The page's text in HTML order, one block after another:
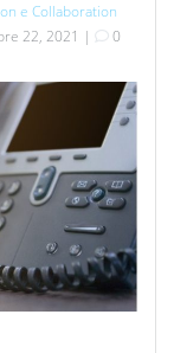
e Collaboration
22, 2021 | 0